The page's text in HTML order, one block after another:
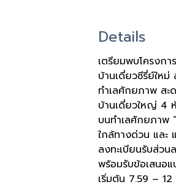
Details
เตรียมพบโครงกา
บ้านเดี่ยวซีรี่ย์ใหม่
ทำเลศักยภาพ สะ
บ้านเดี่ยวใหญ่ 4
บนทำเลศักยภาพ
ใกล้ทางด่วน และ
ลงทะเบียนรับส่ว
พร้อมรับข้อเสนอแ
เริ่มต้น 7.59 –